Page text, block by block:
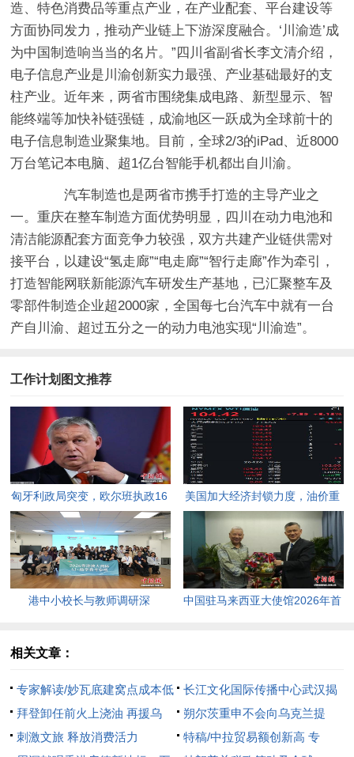
造、特色消费品等重点产业，在产业配套、平台建设等
方面协同发力，推动产业链上下游深度融合。‘川渝造’成
为中国制造响当当的名片。”四川省副省长李文清介绍，
电子信息产业是川渝创新实力最强、产业基础最好的支
柱产业。近年来，两省市围绕集成电路、新型显示、智
能终端等加快补链强链，成渝地区一跃成为全球前十的
电子信息制造业聚集地。目前，全球2/3的iPad、近8000
万台笔记本电脑、超1亿台智能手机都出自川渝。
汽车制造也是两省市携手打造的主导产业之
一。重庆在整车制造方面优势明显，四川在动力电池和
清洁能源配套方面竞争力较强，双方共建产业链供需对
接平台，以建设“氢走廊”“电走廊”“智行走廊”作为牵引，
打造智能网联新能源汽车研发生产基地，已汇聚整车及
零部件制造企业超2000家，全国每七台汽车中就有一台
产自川渝、超过五分之一的动力电池实现“川渝造”。
工作计划图文推荐
匈牙利政局突变，欧尔班执政16
年终结。
美国加大经济封锁力度，油价重
返100美元高点，黄金价格急
跌，日韩主要股指开盘走低。
港中小校长与教师调研深
课堂新路径。
中国驻马来西亚大使馆2026年首
力，帮助他们在异国他乡更好地
学习和生活。
相关文章：
专家解读/妙瓦底建窝点成本低
澜湄六国应合作围剿
长江文化国际传播中心武汉揭
牌
拜登卸任前火上浇油 再援乌
466亿
朔尔茨重申不会向乌克兰提
供“金牛座”导弹
刺激文旅 释放消费活力
特稿/中拉贸易额创新高 专